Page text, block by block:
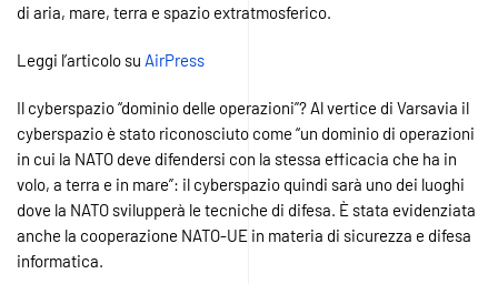
di aria, mare, terra e spazio extratmosferico.
Leggi l’articolo su AirPress
Il cyberspazio “dominio delle operazioni”? Al vertice di Varsavia il
cyberspazio è stato riconosciuto come “un dominio di operazioni
in cui la NATO deve difendersi con la stessa efficacia che ha in
volo, a terra e in mare”: il cyberspazio quindi sarà uno dei luoghi
dove la NATO svilupperà le tecniche di difesa. È stata evidenziata
anche la cooperazione NATO-UE in materia di sicurezza e difesa
informatica.